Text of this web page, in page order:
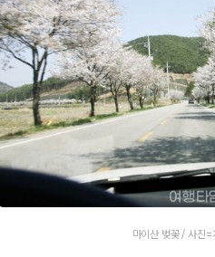
마이산 벚꽃 / 사진=